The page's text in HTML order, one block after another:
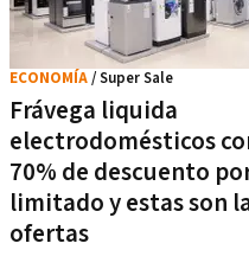
Frávega liquida
electrodomésticos
70% de descuento
limitado y estas son
ofertas
ECONOMÍA/ Super Sale